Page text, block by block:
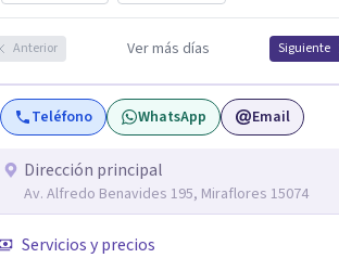
Anterior Ver más días Siguiente
Teléfono WhatsApp Email
Dirección principal
Av. Alfredo Benavides 195, Miraflores 15074
Servicios y precios